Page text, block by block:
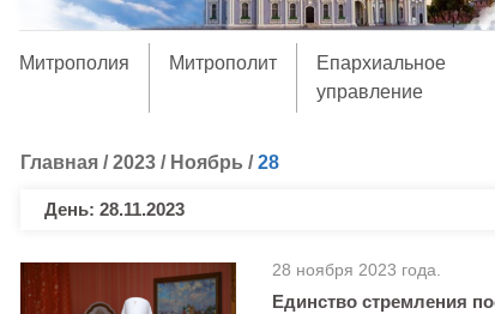
Митрополия Митрополит
Епархиальное
управление
Главная /2023 / Ноябрь /28
День: 28.11.2023
28 ноября 2023 года.
Единство стремления